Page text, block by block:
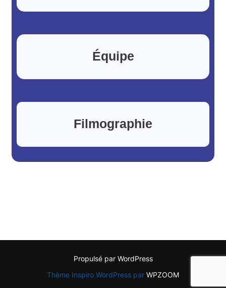
Équipe
Filmographie
Propulsé par WordPress
Thème Inspiro WordPress par WPZOOM